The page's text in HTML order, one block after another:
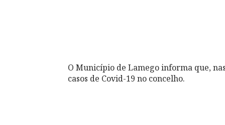
O Município de Lamego informa que,
casos de Covid-19 no concelho.